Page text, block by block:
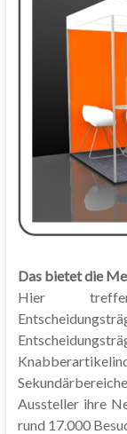
Das bietet die
Hier treffen
Aussteller ihre
rund 17.000